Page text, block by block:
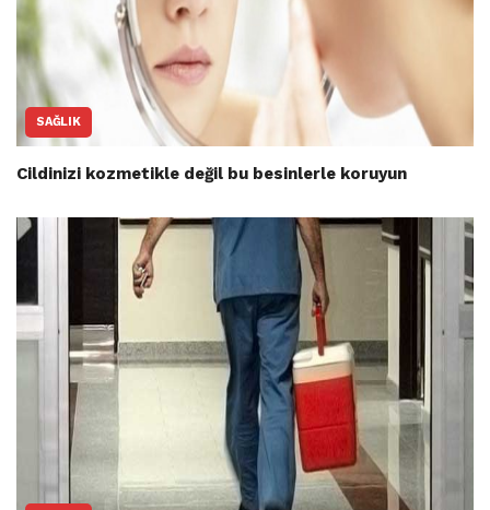
SAĞLIK
Cildinizi kozmetikle değil bu besinlerle koruyun